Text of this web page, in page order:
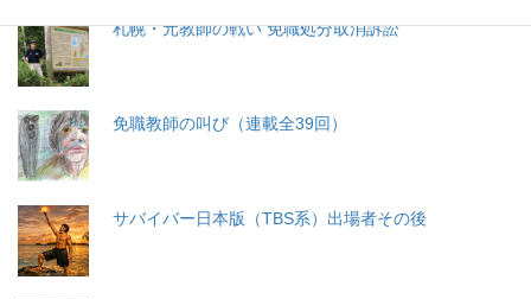
札幌・元教師の戦い 免職処分取消訴訟
免職教師の叫び（連載全39回）
サバイバー日本版（TBS系）出場者その後